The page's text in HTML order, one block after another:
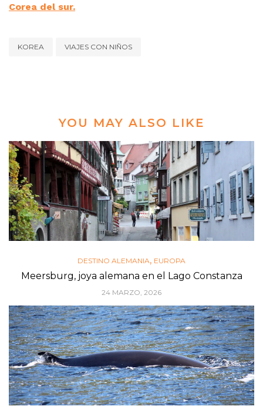
Corea del sur.
KOREA VIAJES CON NIÑOS
YOU MAY ALSO LIKE
DESTINO ALEMANIA, EUROPA
Meersburg, joya alemana en el Lago Constanza
24 MARZO, 2026